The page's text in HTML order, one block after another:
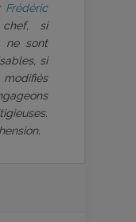
Frédéric
si
ne sont
si